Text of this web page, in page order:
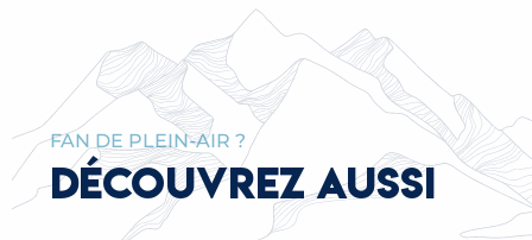
FAN DE PLEIN-AIR ?
DÉCOUVREZ AUSSI